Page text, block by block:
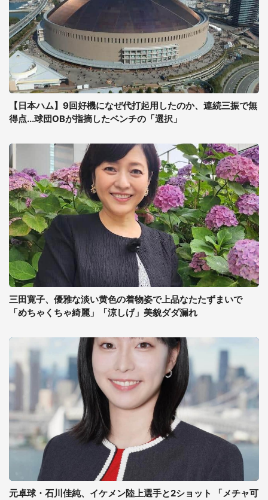
【日本ハム】9回好機になぜ代打起用したのか、連続三振で無
得点...球団OBが指摘したベンチの「選択」
三田寛子、優雅な淡い黄色の着物姿で上品なたたずまいで
「めちゃくちゃ綺麗」「涼しげ」美貌ダダ漏れ
元卓球・石川佳純、イケメン陸上選手と2ショット 「メチャ可